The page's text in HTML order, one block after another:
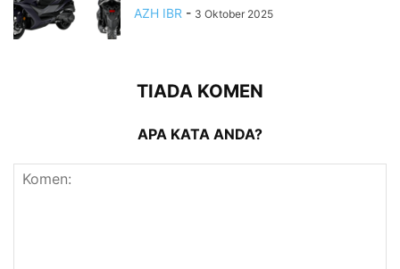
AZH IBR - 3 Oktober 2025
TIADA KOMEN
APA KATA ANDA?